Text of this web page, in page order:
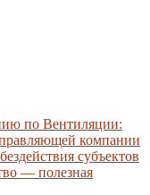
по Вентиляции:
компании
субъектов
— полезная